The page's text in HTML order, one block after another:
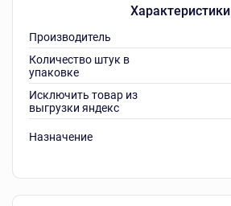
Характеристики
Производитель
Количество штук в
упаковке
Исключить товар из
выгрузки яндекс
Назначение